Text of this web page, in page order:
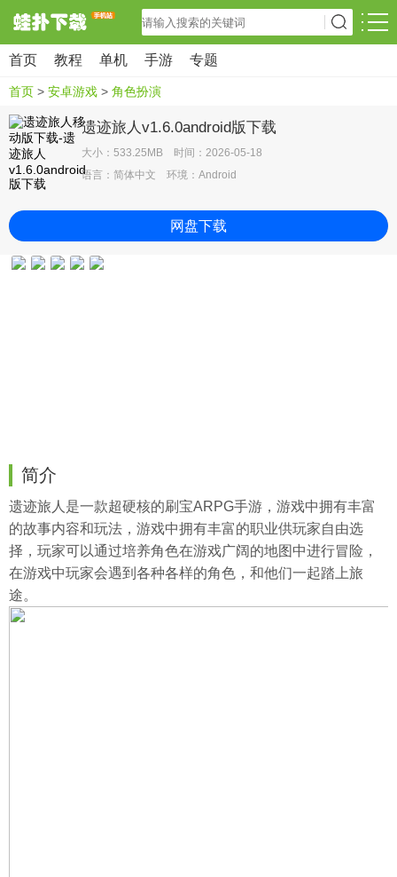
首页 教程 单机 手游 专题
首页 > 安卓游戏 > 角色扮演
遗迹旅人v1.6.0android版下载
大小：533.25MB 时间：2026-05-18
语言：简体中文 环境：Android
网盘下载
简介
遗迹旅人是一款超硬核的刷宝ARPG手游，游戏中拥有丰富
的故事内容和玩法，游戏中拥有丰富的职业供玩家自由选
择，玩家可以通过培养角色在游戏广阔的地图中进行冒险，
在游戏中玩家会遇到各种各样的角色，和他们一起踏上旅
途。